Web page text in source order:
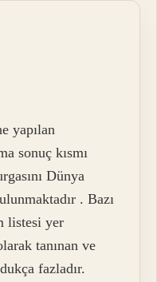
yapılan
sonuç kısmı
Dünya
. Bazı
listesi yer
tanınan ve
fazladır.